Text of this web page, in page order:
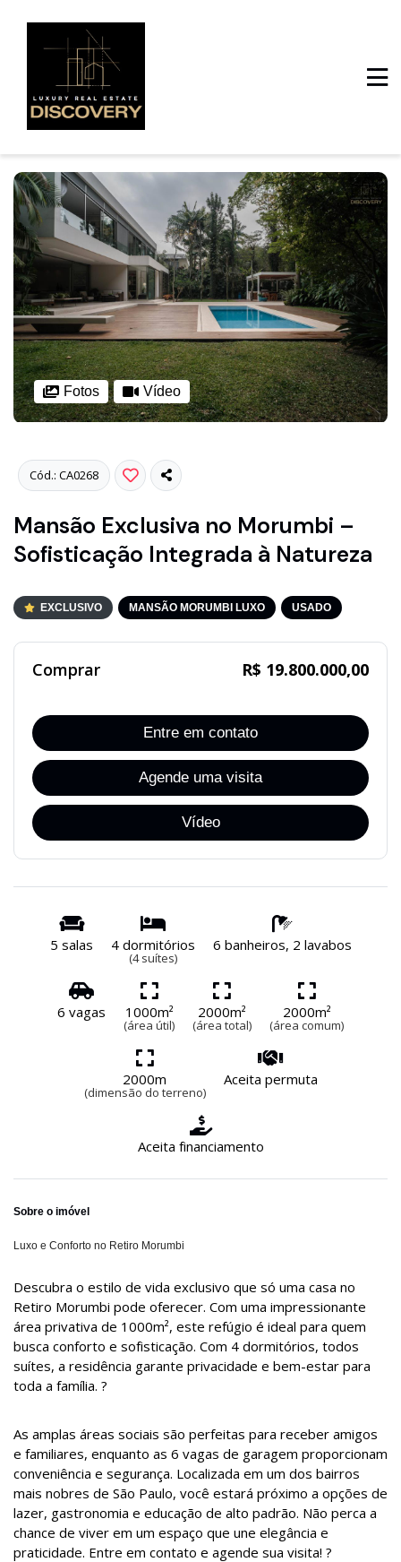
Fotos Vídeo
Cód.: CA0268
Mansão Exclusiva no Morumbi –
Sofisticação Integrada à Natureza
EXCLUSIVO MANSÃO MORUMBI LUXO USADO
Comprar R$ 19.800.000,00
Entre em contato
Agende uma visita
Vídeo
5 salas 4 dormitórios
(4 suítes)
6 banheiros, 2 lavabos
6 vagas 1000m²
(área útil)
2000m²
(área total)
2000m²
(área comum)
2000m
(dimensão do terreno)
Aceita permuta
Aceita financiamento
Sobre o imóvel
Luxo e Conforto no Retiro Morumbi
Descubra o estilo de vida exclusivo que só uma casa no
Retiro Morumbi pode oferecer. Com uma impressionante
área privativa de 1000m², este refúgio é ideal para quem
busca conforto e sofisticação. Com 4 dormitórios, todos
suítes, a residência garante privacidade e bem-estar para
toda a família. ?
As amplas áreas sociais são perfeitas para receber amigos
e familiares, enquanto as 6 vagas de garagem proporcionam
conveniência e segurança. Localizada em um dos bairros
mais nobres de São Paulo, você estará próximo a opções de
lazer, gastronomia e educação de alto padrão. Não perca a
chance de viver em um espaço que une elegância e
praticidade. Entre em contato e agende sua visita! ?